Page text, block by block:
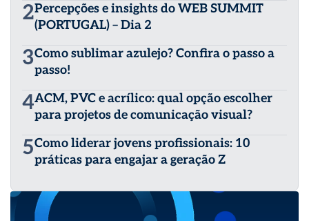
2Percepções e insights do WEB SUMMIT
(PORTUGAL) – Dia 2
3Como sublimar azulejo? Confira o passo a
passo!
4ACM, PVC e acrílico: qual opção escolher
para projetos de comunicação visual?
5Como liderar jovens profissionais: 10
práticas para engajar a geração Z